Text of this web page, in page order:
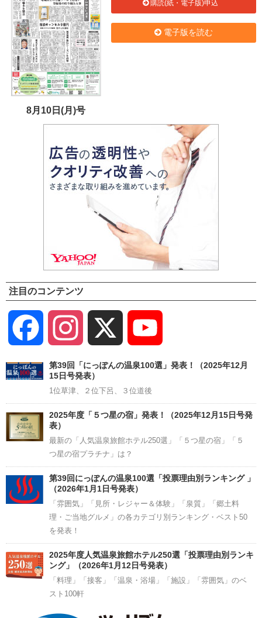
8月10日(月)号
購読(紙・電子版)申込
電子版を読む
注目のコンテンツ
Facebook Instagram
Channel
第39回「にっぽんの温泉100選」発表！（2025年12月
15日号発表）
1位草津、２位下呂、３位道後
2025年度「５つ星の宿」発表！（2025年12月15日号発
表）
最新の「人気温泉旅館ホテル250選」「５つ星の宿」「５
つ星の宿プラチナ」は？
第39回にっぽんの温泉100選「投票理由別ランキング 」
（2026年1月1日号発表）
「雰囲気」「見所・レジャー＆体験」「泉質」「郷土料
理・ご当地グルメ」の各カテゴリ別ランキング・ベスト50
を発表！
2025年度人気温泉旅館ホテル250選「投票理由別ランキ
ング」（2026年1月12日号発表）
「料理」「接客」「温泉・浴場」「施設」「雰囲気」のベ
スト100軒